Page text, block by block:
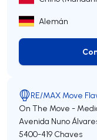
Alemán
RE/MAX Move
On The Move -
Avenida Nuno
5400-419 Chaves